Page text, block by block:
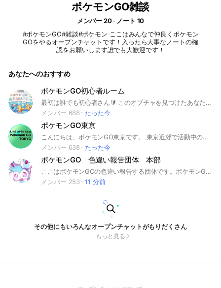
ポケモンGO雑談
メンバー 20
ノート 10
#ポケモンGO#雑談#ポケモン ここはみんなで仲良くポケモン
GOをやるオープンチャットです！入ったら大事なノートの確
認をお願いします誰でも大歓迎です！
あなたへのおすすめ
ポケモンGO初心者ルーム
最初は誰でも初心者さん🔰 このオプチャを見つけたあなたは ラッキーですね😁 捕獲もレイドもバトルリーグも みんなで強くなろーっ♪ 管理人は 攻略サイトの現役ライター 兼コミュニティアンバサダー🤗 情報の速さと信憑性に自信あり！ ⚠️まずはアナウンスやノートを 確認してください⚠️ ★イベントも開催してます😆 みんなでわいわい楽しみましょ♡ #ポケモンGO #ポケモン #Pokémon #ポケ活 #レイド #レイドバトル #PvP #ジム #初心者 #新人 #ベテラン #ガチ勢 #ゆるふわ勢
メンバー 688
たった今
ポケモンGO東京
こんにちは、ポケモンGO東京です。 東京近郊で活動中のトレーナーの皆様、ぜひご参加ください！
メンバー 638
たった今
ポケモンGO 色違い報告団体 本部
ここはポケモンGOの色違い報告する団体です。ポケモンGOの雑談もあり(ポケモン関連の雑談もほどほどに…)&フレンド交換もあり。みんな仲良くポケモンGOをやっていきましょう！ 荒らしは🆖、即抜けも🆖、宣伝🆖、暴言🆖、下ネタ🆖です。 本名なども出さないで下さい ポケモンの個体値などを見せる時に場所がわかるので気をつけて下さい。
メンバー 253
11 分前
その他にもいろんなオープンチャットがもりだくさん
もっと見る